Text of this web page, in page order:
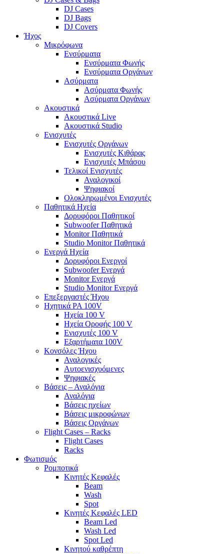
DJ Cases
DJ Bags
DJ Covers
Ήχος
Μικρόφωνα
Ενσύρματα
Ενσύρματα Φωνής
Ενσύρματα Οργάνων
Ασύρματα
Ασύρματα Φωνής
Ασύρματα Οργάνων
Ακουστικά
Ακουστικά Live
Ακουστικά Studio
Ενισχυτές
Ενισχυτές Οργάνων
Ενισχυτές Κιθάρας
Ενισχυτές Μπάσου
Τελικοί Ενισχυτές
Αναλογικοί
Ψηφιακοί
Ολοκληρωμένοι Ενισχυτές
Παθητικά Ηχεία
Δορυφόροι Παθητικοί
Subwoofer Παθητικά
Monitor Παθητικά
Studio Monitor Παθητικά
Ενεργά Ηχεία
Δορυφόροι Ενεργοί
Subwoofer Ενεργά
Monitor Ενεργά
Studio Monitor Ενεργά
Επεξεργαστές Ήχου
Ηχητικά PA 100V
Ηχεία 100 V
Ηχεία Οροφής 100 V
Ενισχυτές 100 V
Εξαρτήματα 100V
Κονσόλες Ήχου
Αναλογικές
Αυτοενισχυόμενες
Ψηφιακές
Βάσεις – Αναλόγια
Αναλόγια
Βάσεις ηχείων
Βάσεις μικροφώνων
Βάσεις Οργάνων
Flight Cases – Racks
Flight Cases
Racks
Φωτισμός
Ρομποτικά
Κινητές Κεφαλές
Beam
Wash
Spot
Κινητές Κεφαλές LED
Beam Led
Wash Led
Spot Led
Κινητού καθρέπτη